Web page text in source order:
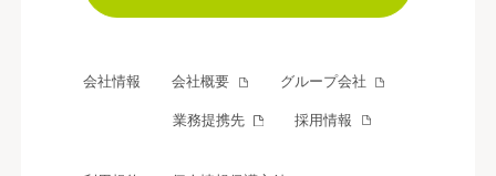
会社情報 会社概要 グループ会社
業務提携先 採用情報